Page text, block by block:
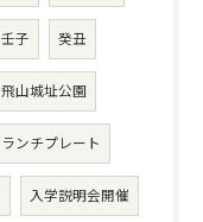
壬子 癸丑
飛山城址公園
ランチプレート
入学説明会開催